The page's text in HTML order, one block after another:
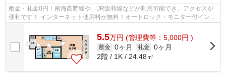
敷金・礼金0円！南海高野線や、JR阪和線などが利用可能でき、アクセスが
便利です！ インターネット使用料が無料！オートロック・モニター付インタ
5.5万円 (管理費等：5,000円 )
敷金 0ヶ月 礼金 0ヶ月
2階 / 1K / 24.48㎡